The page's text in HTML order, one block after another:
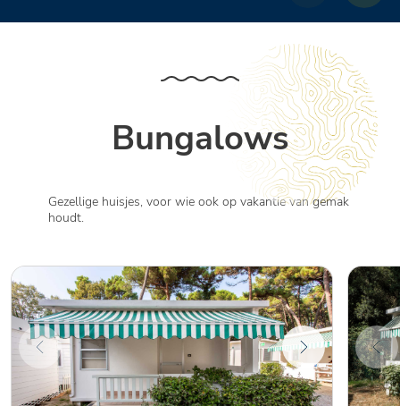
Bungalows
Gezellige huisjes, voor wie ook op vakantie van gemak
houdt.